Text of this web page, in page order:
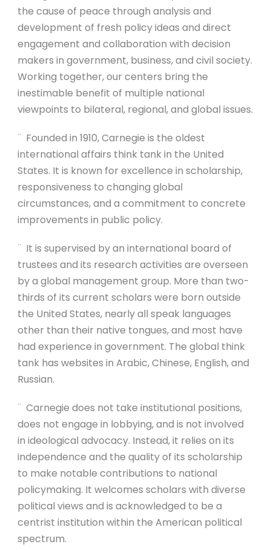
the cause of peace through analysis and
development of fresh policy ideas and direct
engagement and collaboration with decision
makers in government, business, and civil society.
Working together, our centers bring the
inestimable benefit of multiple national
viewpoints to bilateral, regional, and global issues.
¨ Founded in 1910, Carnegie is the oldest
international affairs think tank in the United
States. It is known for excellence in scholarship,
responsiveness to changing global
circumstances, and a commitment to concrete
improvements in public policy.
¨ It is supervised by an international board of
trustees and its research activities are overseen
by a global management group. More than two-
thirds of its current scholars were born outside
the United States, nearly all speak languages
other than their native tongues, and most have
had experience in government. The global think
tank has websites in Arabic, Chinese, English, and
Russian.
¨ Carnegie does not take institutional positions,
does not engage in lobbying, and is not involved
in ideological advocacy. Instead, it relies on its
independence and the quality of its scholarship
to make notable contributions to national
policymaking. It welcomes scholars with diverse
political views and is acknowledged to be a
centrist institution within the American political
spectrum.